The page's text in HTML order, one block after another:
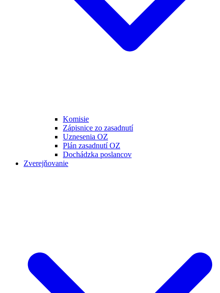
Komisie
Zápisnice zo zasadnutí
Uznesenia OZ
Plán zasadnutí OZ
Dochádzka poslancov
Zverejňovanie